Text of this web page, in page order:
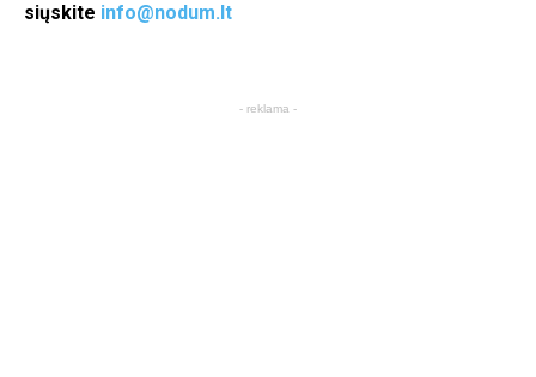
siųskite info@nodum.lt
- reklama -